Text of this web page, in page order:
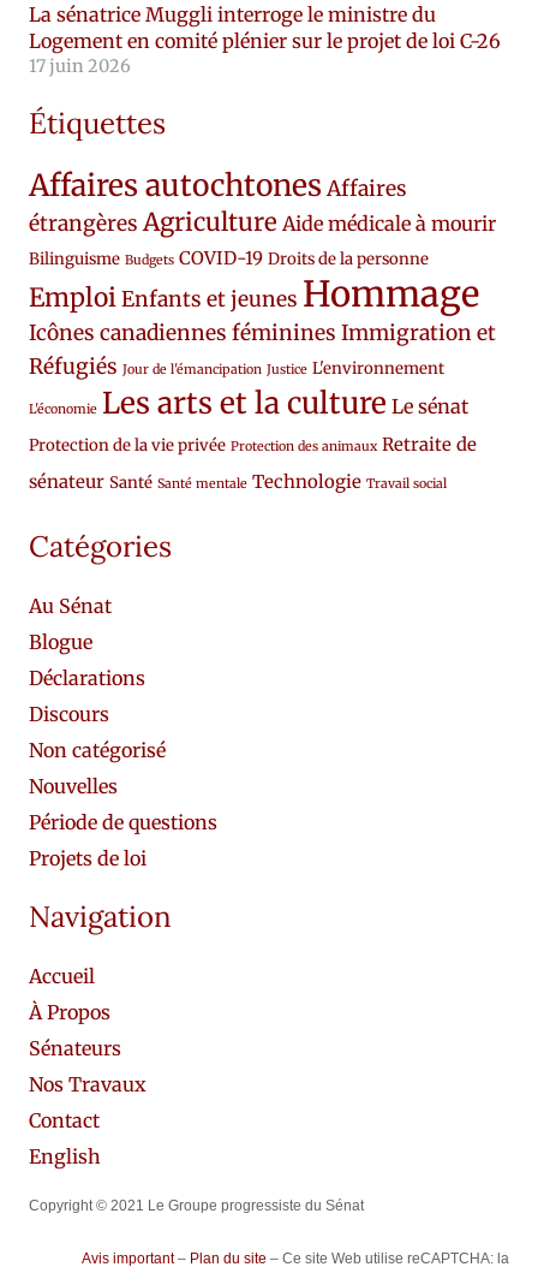
La sénatrice Muggli interroge le ministre du
Logement en comité plénier sur le projet de loi C-26
17 juin 2026
Étiquettes
Affaires autochtones Affaires
étrangères Agriculture Aide médicale à mourir
Bilinguisme Budgets COVID-19 Droits de la personne
EmploiEnfants et jeunes Hommage
Icônes canadiennes féminines Immigration et
Réfugiés Jour de l'émancipation Justice L'environnement
L'économie Les arts et la culture Le sénat
Protection de la vie privée Protection des animaux Retraite de
sénateur Santé Santé mentale Technologie Travail social
Catégories
Au Sénat
Blogue
Déclarations
Discours
Non catégorisé
Nouvelles
Période de questions
Projets de loi
Navigation
Accueil
À Propos
Sénateurs
Nos Travaux
Contact
English
Copyright © 2021 Le Groupe progressiste du Sénat
Avis important– Plan du site – Ce site Web utilise reCAPTCHA: la